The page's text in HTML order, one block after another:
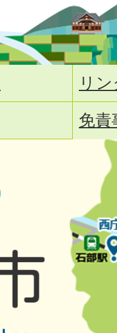
リ
免責